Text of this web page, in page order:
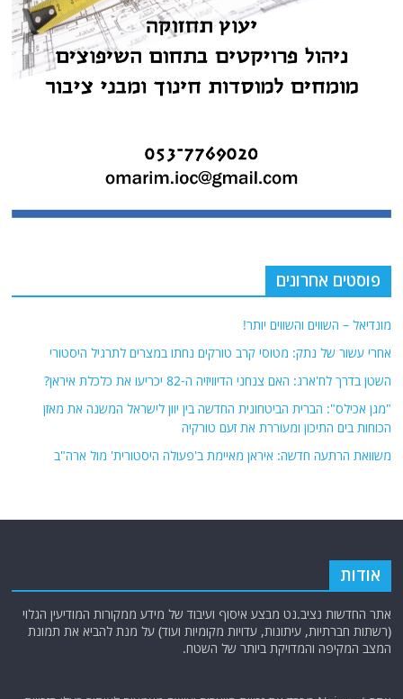
פוסטים אחרונים
מונדיאל – השווים והשווים יותר!
אחרי עשור של נתק: מטוסי קרב טורקים נחתו במצרים לתרגיל היסטורי
השטן בדרך לח'ארג: האם צנחני הדיוויזיה ה-82 יכריעו את כלכלת איראן?
"מגן אכילס": הברית הביטחונית החדשה בין יוון לישראל המשנה את מאזן
הכוחות בים התיכון ומעוררת את זעם טורקיה
משוואת הרתעה חדשה: איראן מאיימת ב'פעולה היסטורית' מול ארה"ב
אודות
אתר החדשות נציב.נט מבצע איסוף ועיבוד של מידע ממקורות המודיעין הגלוי
(רשתות חברתיות, עיתונות, עדויות מקומיות ועוד) על מנת להביא את תמונת
המצב המקיפה והמדויקת ביותר של השטח.